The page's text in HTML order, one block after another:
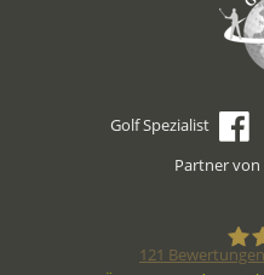
Golf Spezialist
Partner von
121